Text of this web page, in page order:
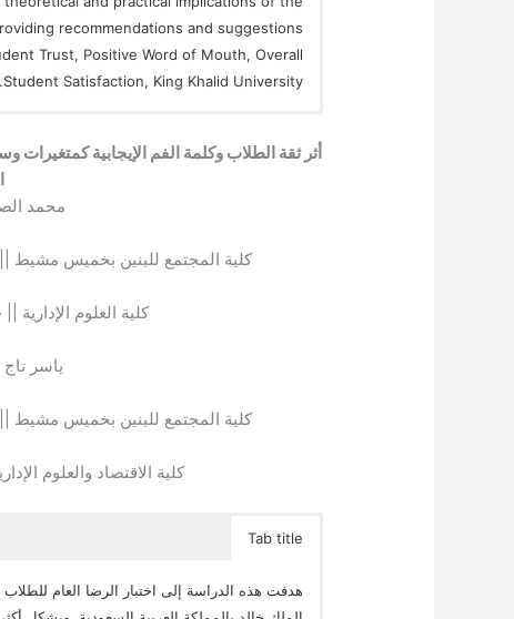
recommendations and suggestions
Trust, Positive Word of Mouth, Overall
Student Satisfaction, King Khalid University.
أثر ثقة الطلاب وكلمة الفم الإيجابية كمتغيرات
محمد
كلية المجتمع للبنين بخميس مشيط ||
كلية العلوم الإدارية
ياسر تاج
كلية المجتمع للبنين بخميس مشيط ||
كلية الاقتصاد والعلوم
Tab title
هدفت هذه الدراسة إلى اختبار الرضا العام